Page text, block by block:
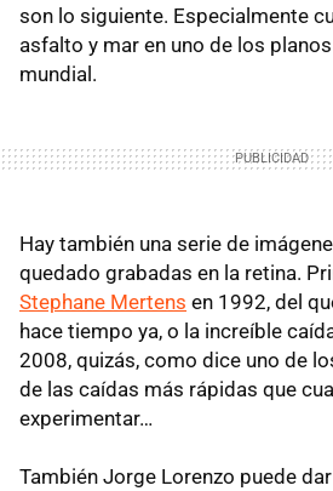
son lo siguiente. Especialmente
asfalto y mar en uno de los
mundial.
Hay también una serie de
quedado grabadas en la retina.
Stephane Mertens en 1992, del
hace tiempo ya, o la increíble
2008, quizás, como dice uno de
de las caídas más rápidas que
experimentar…
También Jorge Lorenzo puede